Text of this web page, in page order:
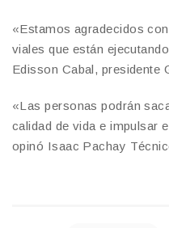
«Estamos agradecidos
viales que están
Edisson Cabal, presidente
«Las personas podrán
calidad de vida e impulsar
opinó Isaac Pachay